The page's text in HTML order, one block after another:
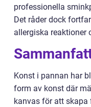
professionella
Det råder dock
allergiska reaktioner
Konst i pannan har
form av konst där
kanvas för att skapa